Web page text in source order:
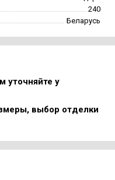
240
Беларусь
уточняйте у
выбор отделки